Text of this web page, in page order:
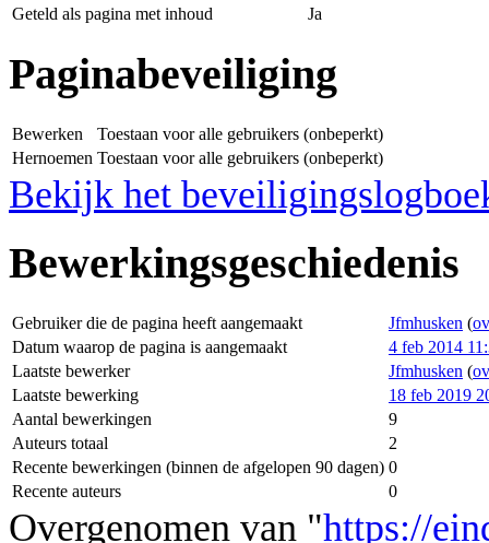
Geteld als pagina met inhoud
Ja
Paginabeveiliging
Bewerken
Toestaan voor alle gebruikers (onbeperkt)
Hernoemen Toestaan voor alle gebruikers (onbeperkt)
Bekijk het
Bewerkingsgeschiedenis
Gebruiker die de pagina heeft aangemaakt Jfmhusken (
Datum waarop de pagina is aangemaakt
4 feb 2014
Laatste bewerker
Jfmhusken (
Laatste bewerking
18 feb 2019
Aantal bewerkingen
9
Auteurs totaal
2
Recente bewerkingen (binnen de afgelopen 90 dagen) 0
Recente auteurs
0
Overgenomen van "https://